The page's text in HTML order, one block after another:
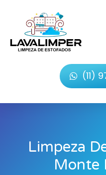
(11)
Limpeza
Monte